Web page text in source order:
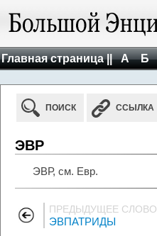
Главная страница || А Б
ПОИСК ССЫЛКА
ЭВР
ЭВР, см. Евр.
ПРЕДЫДУЩЕЕ СЛОВО
ЭВПАТРИДЫ